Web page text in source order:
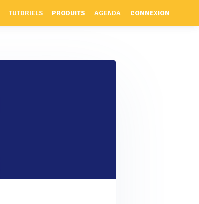
TUTORIELS PRODUITS AGENDA CONNEXION